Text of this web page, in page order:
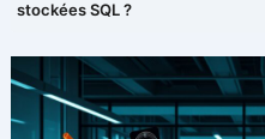
stockées SQL ?